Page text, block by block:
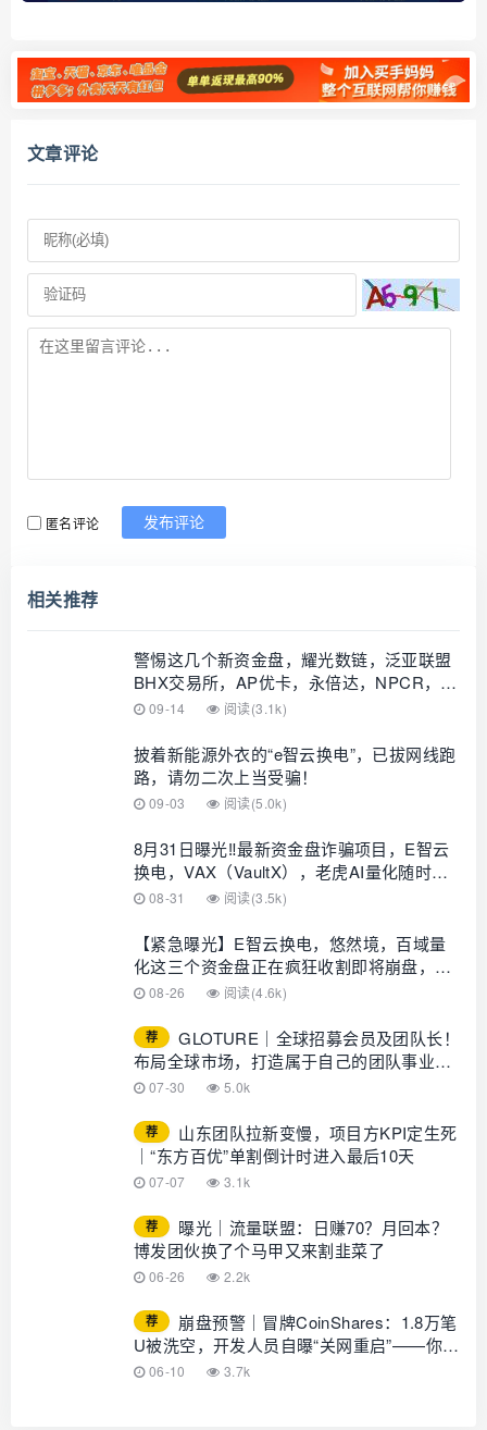
文章评论
匿名评论 发布评论
相关推荐
警惕这几个新资金盘，耀光数链，泛亚联盟
BHX交易所，AP优卡，‬永倍达，NPCR，E
智云换电都是陷阱唯一结局都是崩盘跑路
09-14 阅读(3.1k)
披着新能源外衣的“e智云换电”，已拔网线跑
路，请勿二次上当受骗！
09-03 阅读(5.0k)
8月31日曝光‼️最新资金盘诈骗项目，E智云
换电，VAX（VaultX），老虎AI量化随时可
能卷钱跑路
08-31 阅读(3.5k)
【紧急曝光】E智云换电，悠然境，百域量
化这三个资金盘正在疯狂收割即将崩盘，有
你在参与的吗？
08-26 阅读(4.6k)
荐
GLOTURE｜全球招募会员及团队长！
布局全球市场，打造属于自己的团队事业，
想增加收入？想打造团队？加入
07-30 5.0k
荐
山东团队拉新变慢，项目方KPI定生死
｜“东方百优”单割倒计时进入最后10天
07-07 3.1k
荐
曝光｜流量联盟：日赚70？月回本？
博发团伙换了个马甲又来割韭菜了
06-26 2.2k
荐
崩盘预警｜冒牌CoinShares：1.8万笔
U被洗空，开发人员自曝“关网重启”——你的
钱早已不在账上
06-10 3.7k